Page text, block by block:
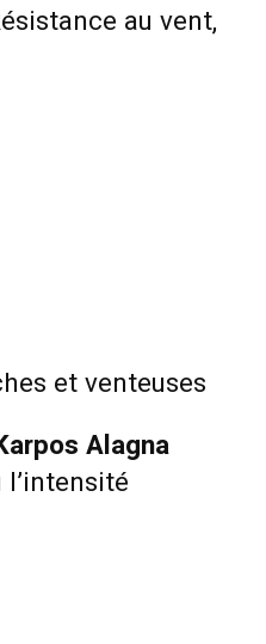
au vent,
et venteuses
Alagna